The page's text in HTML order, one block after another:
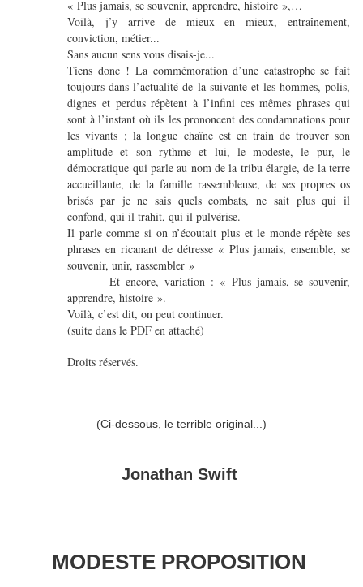
« Plus jamais, se souvenir, apprendre, histoire »,…
Voilà, j’y arrive de mieux en mieux, entraînement,
conviction, métier...
Sans aucun sens vous disais-je...
Tiens donc ! La commémoration d’une catastrophe se fait
toujours dans l’actualité de la suivante et les hommes, polis,
dignes et perdus répètent à l’infini ces mêmes phrases qui
sont à l’instant où ils les prononcent des condamnations pour
les vivants ; la longue chaîne est en train de trouver son
amplitude et son rythme et lui, le modeste, le pur, le
démocratique qui parle au nom de la tribu élargie, de la terre
accueillante, de la famille rassembleuse, de ses propres os
brisés par je ne sais quels combats, ne sait plus qui il
confond, qui il trahit, qui il pulvérise.
Il parle comme si on n’écoutait plus et le monde répète ses
phrases en ricanant de détresse « Plus jamais, ensemble, se
souvenir, unir, rassembler »
Et encore, variation : « Plus jamais, se souvenir,
apprendre, histoire ».
Voilà, c’est dit, on peut continuer.
(suite dans le PDF en attaché)
Droits réservés.
(Ci-dessous, le terrible original...)
Jonathan Swift
MODESTE PROPOSITION